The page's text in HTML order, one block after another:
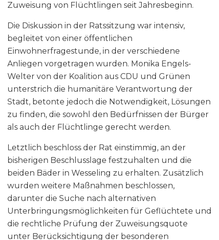
Zuweisung von Flüchtlingen seit Jahresbeginn.
Die Diskussion in der Ratssitzung war intensiv,
begleitet von einer öffentlichen
Einwohnerfragestunde, in der verschiedene
Anliegen vorgetragen wurden. Monika Engels-
Welter von der Koalition aus CDU und Grünen
unterstrich die humanitäre Verantwortung der
Stadt, betonte jedoch die Notwendigkeit, Lösungen
zu finden, die sowohl den Bedürfnissen der Bürger
als auch der Flüchtlinge gerecht werden.
Letztlich beschloss der Rat einstimmig, an der
bisherigen Beschlusslage festzuhalten und die
beiden Bäder in Wesseling zu erhalten. Zusätzlich
wurden weitere Maßnahmen beschlossen,
darunter die Suche nach alternativen
Unterbringungsmöglichkeiten für Geflüchtete und
die rechtliche Prüfung der Zuweisungsquote
unter Berücksichtigung der besonderen